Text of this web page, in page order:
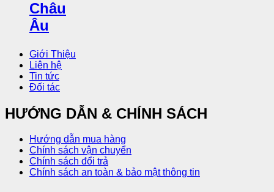
Giới Thiệu
Liên hệ
Tin tức
Đối tác
HƯỚNG DẪN & CHÍNH SÁCH
Hướng dẫn mua hàng
Chính sách vận chuyển
Chính sách đổi trả
Chính sách an toàn & bảo mật thông tin